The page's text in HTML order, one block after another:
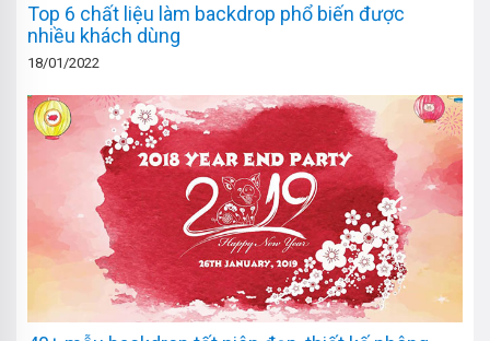
Top 6 chất liệu làm backdrop phổ biến được
nhiều khách dùng
18/01/2022